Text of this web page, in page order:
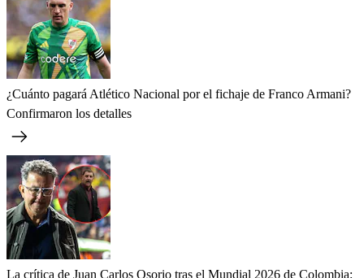
¿Cuánto pagará Atlético Nacional por el fichaje de Franco Armani?
Confirmaron los detalles
La crítica de Juan Carlos Osorio tras el Mundial 2026 de Colombia: